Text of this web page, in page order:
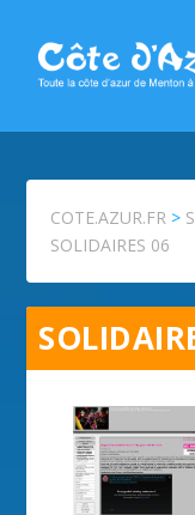
COTE.AZUR.FR >
SOLIDAIRES 06